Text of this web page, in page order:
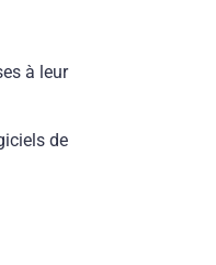
à leur
de